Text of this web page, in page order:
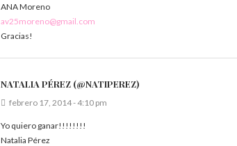
ANA Moreno
av25moreno@gmail.com
Gracias!
NATALIA PÉREZ (@NATIPEREZ)
febrero 17, 2014 - 4:10 pm
Yo quiero ganar!!!!!!!!
Natalia Pérez